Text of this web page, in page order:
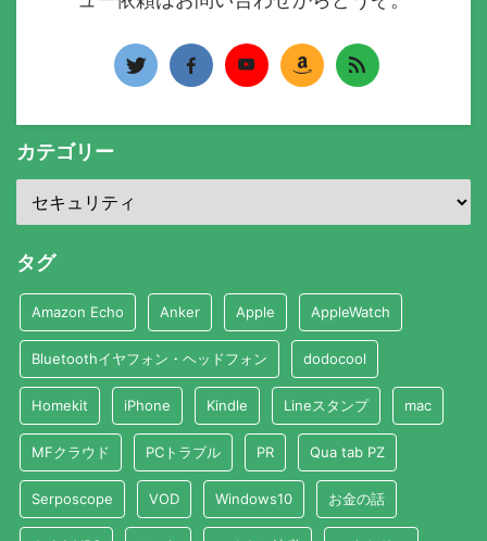
カテゴリー
タグ
Amazon Echo Anker Apple AppleWatch
Bluetoothイヤフォン・ヘッドフォン dodocool
Homekit iPhone Kindle Lineスタンプ mac
MFクラウド PCトラブル PR Qua tab PZ
Serposcope VOD Windows10 お金の話